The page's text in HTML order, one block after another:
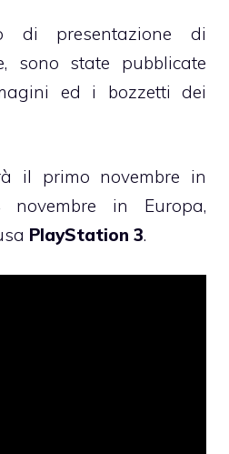
di presentazione di
sono state pubblicate
ed i bozzetti dei
il primo novembre in
in Europa,
PlayStation 3.